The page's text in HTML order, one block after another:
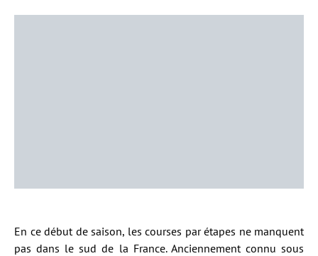
En ce début de saison, les courses par étapes ne manquent
pas dans le sud de la France. Anciennement connu sous